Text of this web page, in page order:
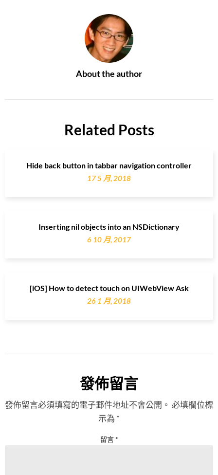
About the author
Related Posts
Hide back button in tabbar navigation controller
17 5 月, 2018
Inserting nil objects into an NSDictionary
6 10 月, 2017
[iOS] How to detect touch on UIWebView Ask
26 1 月, 2018
發佈留言
發佈留言必須填寫的電子郵件地址不會公開。 必填欄位標
示為 *
留言 *